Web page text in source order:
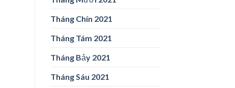
Tháng Chín 2021
Tháng Tám 2021
Tháng Bảy 2021
Tháng Sáu 2021